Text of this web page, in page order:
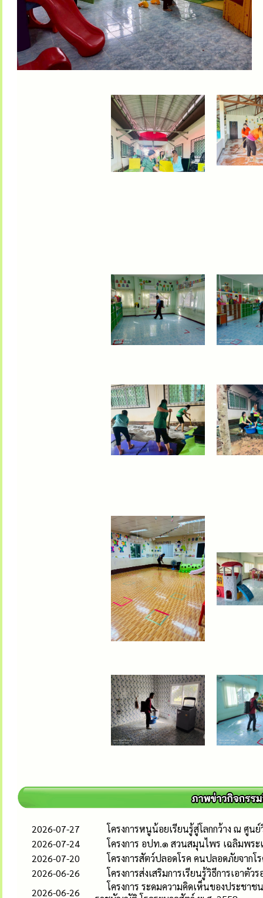
2026-07-27
โครงการหนูน้อยเรียนรู้สู่โลกกว้าง ณ ศูน
2026-07-24
โครงการ อปท.๑ สวนสมุนไพร เฉลิมพร
2026-07-20
โครงการสัตว์ปลอดโรค คนปลอดภัยจาก
2026-06-26
โครงการส่งเสริมการเรียนรู้วิธีการเอา
2026-06-26
โครงการ ระดมความคิดเห็นของประชา